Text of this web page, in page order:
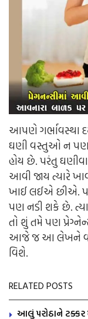
આપણે ગર્ભાવસ્થા
ઘણી વસ્તુઓ ન પણ
હોય છે. પરંતુ
આવી જાય ત્યારે
ખાઈ લઈએ છીએ.
પણ નડી શકે છે.
તો શું તમે પણ
આજે જ આ લેખને
વિશે.
RELATED POSTS
આલું પરોઠાને ટક્કર